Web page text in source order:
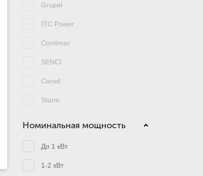
Grupel
ITC Power
Contimac
SENCI
Carod
Sturm
Номинальная мощность
До 1 кВт
1-2 кВт